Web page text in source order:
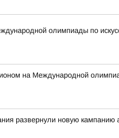
олимпиады по
на Международной
развернули новую кампанию